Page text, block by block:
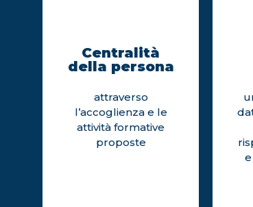
Centralità
della persona
attraverso
l’accoglienza e le
attività formative
proposte